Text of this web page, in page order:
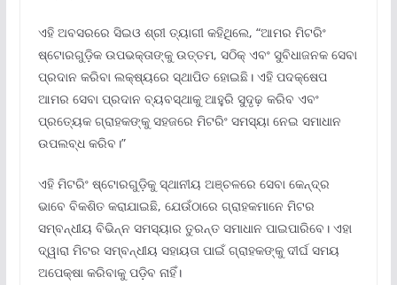
ଏହି ଅବସରରେ ସିଇଓ ଶ୍ରୀ ତ୍ୟାଗୀ କହିଥିଲେ, “ଆମର ମିଟରିଂ
ଷ୍ଟୋରଗୁଡ଼ିକ ଉପଭକ୍ତାଙ୍କୁ ଉତ୍ତମ, ସଠିକ୍ ଏବଂ ସୁବିଧାଜନକ ସେବା
ପ୍ରଦାନ କରିବା ଲକ୍ଷ୍ୟରେ ସ୍ଥାପିତ ହୋଇଛି। ଏହି ପଦକ୍ଷେପ
ଆମର ସେବା ପ୍ରଦାନ ବ୍ୟବସ୍ଥାକୁ ଆହୁରି ସୁଦୃଢ଼ କରିବ ଏବଂ
ପ୍ରତ୍ୟେକ ଗ୍ରାହକଙ୍କୁ ସହଜରେ ମିଟରିଂ ସମସ୍ୟା ନେଇ ସମାଧାନ
ଉପଲବ୍ଧ କରିବ।”
ଏହି ମିଟରିଂ ଷ୍ଟୋରଗୁଡ଼ିକୁ ସ୍ଥାନୀୟ ଅଞ୍ଚଳରେ ସେବା କେନ୍ଦ୍ର
ଭାବେ ବିକଶିତ କରାଯାଇଛି, ଯେଉଁଠାରେ ଗ୍ରାହକମାନେ ମିଟର
ସମ୍ବନ୍ଧୀୟ ବିଭିନ୍ନ ସମସ୍ୟାର ତୁରନ୍ତ ସମାଧାନ ପାଇପାରିବେ। ଏହା
ଦ୍ୱାରା ମିଟର ସମ୍ବନ୍ଧୀୟ ସହାୟତା ପାଇଁ ଗ୍ରାହକଙ୍କୁ ଦୀର୍ଘ ସମୟ
ଅପେକ୍ଷା କରିବାକୁ ପଡ଼ିବ ନାହିଁ।